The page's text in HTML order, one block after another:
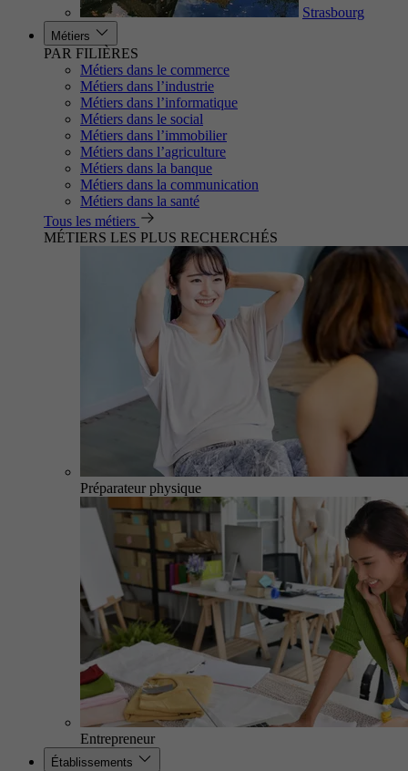
Strasbourg
Métiers
PAR FILIÈRES
Métiers dans le commerce
Métiers dans l’industrie
Métiers dans l’informatique
Métiers dans le social
Métiers dans l’immobilier
Métiers dans l’agriculture
Métiers dans la banque
Métiers dans la communication
Métiers dans la santé
Tous les métiers
MÉTIERS LES PLUS RECHERCHÉS
Préparateur physique
Entrepreneur
Établissements